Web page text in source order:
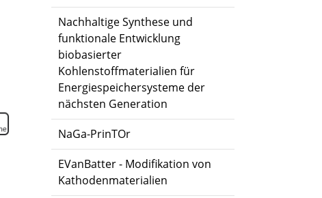
Nachhaltige Synthese und
funktionale Entwicklung
biobasierter
Kohlenstoffmaterialien für
Energiespeichersysteme der
nächsten Generation
NaGa-PrinTOr
EVanBatter - Modifikation von
Kathodenmaterialien